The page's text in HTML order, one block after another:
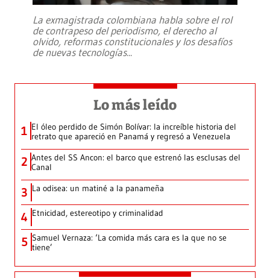
La exmagistrada colombiana habla sobre el rol
de contrapeso del periodismo, el derecho al
olvido, reformas constitucionales y los desafíos
de nuevas tecnologías...
Lo más leído
1 El óleo perdido de Simón Bolívar: la increíble historia del
retrato que apareció en Panamá y regresó a Venezuela
2 Antes del SS Ancon: el barco que estrenó las esclusas del
Canal
3 La odisea: un matiné a la panameña
4 Etnicidad, estereotipo y criminalidad
5 Samuel Vernaza: ‘La comida más cara es la que no se
tiene’